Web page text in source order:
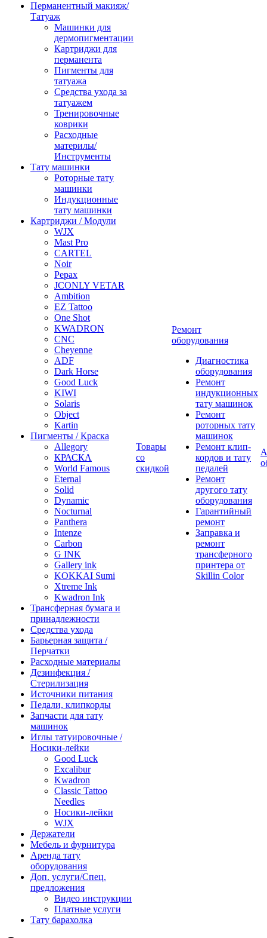
Перманентный макияж/
Татуаж
Машинки для
дермопигментации
Картриджи для
перманента
Пигменты для
татуажа
Средства ухода за
татуажем
Тренировочные
коврики
Расходные
материлы/
Инструменты
Тату машинки
Роторные тату
машинки
Индукционные
тату машинки
Картриджи / Модули
WJX
Mast Pro
CARTEL
Noir
Pepax
JCONLY VETAR
Ambition
EZ Tattoo
One Shot
KWADRON
CNC
Cheyenne
ADF
Dark Horse
Good Luck
KIWI
Solaris
Object
Kartin
Пигменты / Краска
Allegory
КРАСКА
World Famous
Eternal
Solid
Dynamic
Nocturnal
Panthera
Intenze
Carbon
G INK
Gallery ink
KOKKAI Sumi
Xtreme Ink
Kwadron Ink
Трансферная бумага и
принадлежности
Средства ухода
Барьерная защита /
Перчатки
Расходные материалы
Дезинфекция /
Стерилизация
Источники питания
Педали, клипкорды
Запчасти для тату
машинок
Иглы татуировочные /
Носики-лейки
Good Luck
Excalibur
Kwadron
Classic Tattoo
Needles
Носики-лейки
WJX
Держатели
Мебель и фурнитура
Аренда тату
оборудования
Доп. услуги/Спец.
предложения
Видео инструкции
Платные услуги
Тату барахолка
Товары
со
скидкой
Ремонт
оборудования
Диагностика
оборудования
Ремонт
индукционных
тату машинок
Ремонт
роторных тату
машинок
Ремонт клип-
кордов и тату
педалей
Ремонт
другого тату
оборудования
Гарантийный
ремонт
Заправка и
ремонт
трансферного
принтера от
Skillin Color